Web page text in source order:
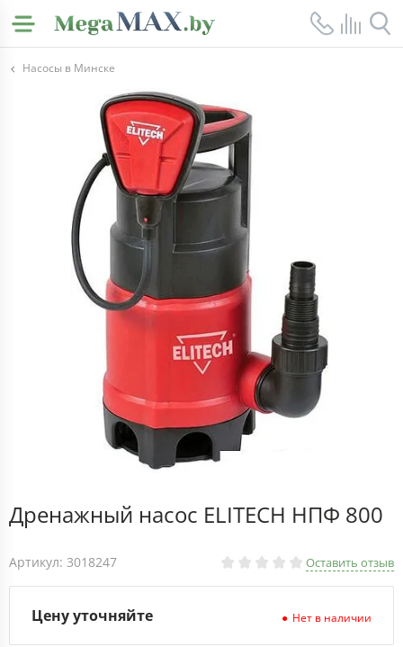
Насосы в Минске
Дренажный насос ELITECH НПФ 800
Артикул: 3018247 Оставить отзыв
Цену уточняйте Нет в наличии